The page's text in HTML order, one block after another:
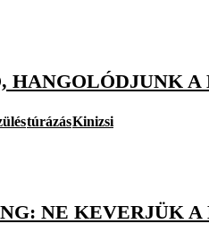
HANGOLÓDJUNK
túrázásKinizsi
NE KEVERJÜK